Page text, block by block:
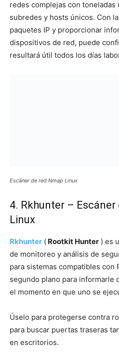
redes complejas con toneladas
subredes y hosts únicos. Con
paquetes IP y proporcionar
dispositivos de red, puede
resultará útil todos los días
Escáner de red Nmap Linux
4. Rkhunter –
Linux
Rkhunter ( Rootkit Hunter ) es
de monitoreo y análisis de
para sistemas compatibles con
segundo plano para informarle
el momento en que uno se
Úselo para protegerse contra
para buscar puertas traseras
en escritorios.